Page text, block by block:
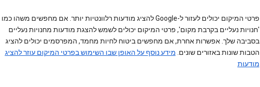
פרטי המיקום יכולים לעזור ל-Google להציג מודעות רלוונטיות יותר. אם מחפשים משהו כמו
'חנויות נעליים בקרבת מקום', פרטי המיקום יכולים לשמש להצגת מודעות מחנויות נעליים
בסביבה שלך. אפשרות אחרת, אם מחפשים ביטוח לחיות מחמד, המפרסמים יכולים להציג
הטבות שונות באזורים שונים. מידע נוסף על האופן שבו השימוש בפרטי המיקום עוזר להציג
מודעות